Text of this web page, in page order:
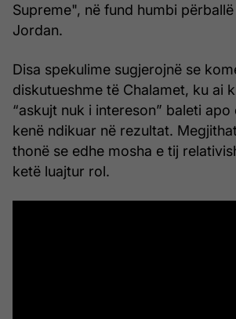
Supreme", në fund humbi
Jordan.
Disa spekulime sugjerojnë se
diskutueshme të Chalamet, ku ai
“askujt nuk i intereson” baleti
kenë ndikuar në rezultat.
thonë se edhe mosha e tij
ketë luajtur rol.